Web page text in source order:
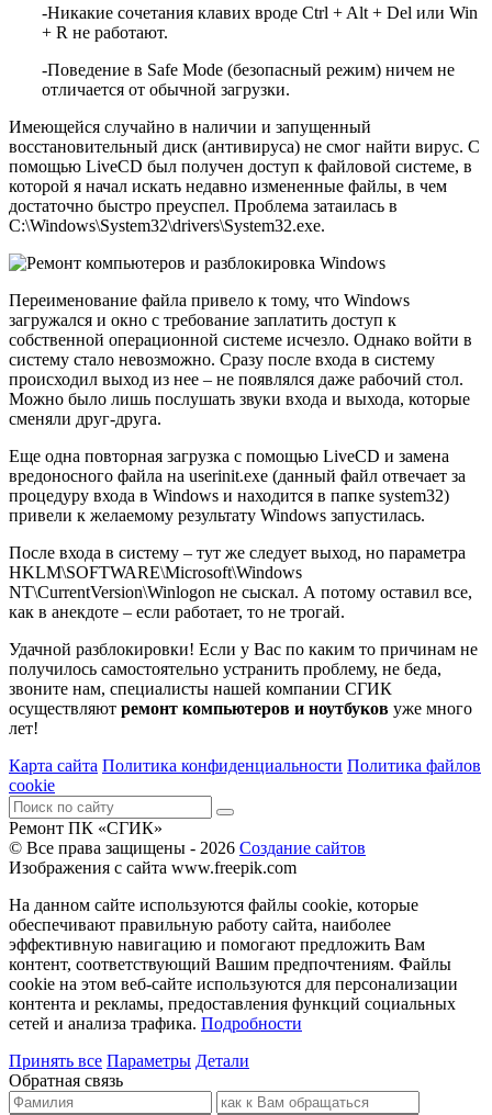
-Никакие сочетания клавих вроде Ctrl + Alt + Del или Win
+ R не работают.
-Поведение в Safe Mode (безопасный режим) ничем не
отличается от обычной загрузки.
Имеющейся случайно в наличии и запущенный
восстановительный диск (антивируса) не смог найти вирус. С
помощью LiveCD был получен доступ к файловой системе, в
которой я начал искать недавно измененные файлы, в чем
достаточно быстро преуспел. Проблема затаилась в
C:\Windows\System32\drivers\System32.exe.
Переименование файла привело к тому, что Windows
загружался и окно с требование заплатить доступ к
собственной операционной системе исчезло. Однако войти в
систему стало невозможно. Сразу после входа в систему
происходил выход из нее – не появлялся даже рабочий стол.
Можно было лишь послушать звуки входа и выхода, которые
сменяли друг-друга.
Еще одна повторная загрузка с помощью LiveCD и замена
вредоносного файла на userinit.exe (данный файл отвечает за
процедуру входа в Windows и находится в папке system32)
привели к желаемому результату Windows запустилась.
После входа в систему – тут же следует выход, но параметра
HKLM\SOFTWARE\Microsoft\Windows
NT\CurrentVersion\Winlogon не сыскал. А потому оставил все,
как в анекдоте – если работает, то не трогай.
Удачной разблокировки! Если у Вас по каким то причинам не
получилось самостоятельно устранить проблему, не беда,
звоните нам, специалисты нашей компании СГИК
осуществляют ремонт компьютеров и ноутбуков уже много
лет!
Карта сайта Политика конфиденциальности Политика файлов
cookie
Ремонт ПК «СГИК»
© Все права защищены - 2026 Создание сайтов
Изображения с сайта www.freepik.com
На данном сайте используются файлы cookie, которые
обеспечивают правильную работу сайта, наиболее
эффективную навигацию и помогают предложить Вам
контент, соответствующий Вашим предпочтениям. Файлы
cookie на этом веб-сайте используются для персонализации
контента и рекламы, предоставления функций социальных
сетей и анализа трафика. Подробности
Принять все Параметры Детали
Обратная связь